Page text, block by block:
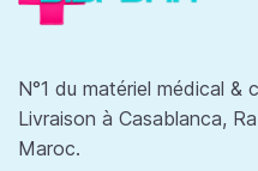
N°1 du matériel médical &
Livraison à Casablanca,
Maroc.